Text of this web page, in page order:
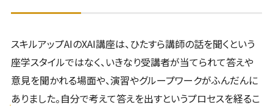
スキルアップAIのXAI講座は、ひたすら講師の話を聞くという
座学スタイルではなく、いきなり受講者が当てられて答えや
意見を聞かれる場面や、演習やグループワークがふんだんに
ありました。自分で考えて答えを出すというプロセスを経るこ